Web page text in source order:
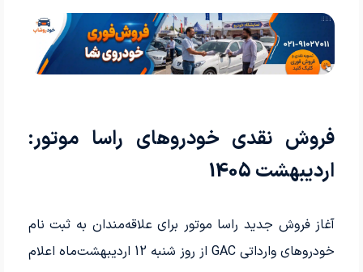
فروش نقدی خودروهای راسا موتور:
اردیبهشت 1405
آغاز فروش جدید راسا موتور برای علاقه‌مندان به ثبت نام
خودروهای وارداتی GAC از روز شنبه 12 اردیبهشت‌ماه اعلام